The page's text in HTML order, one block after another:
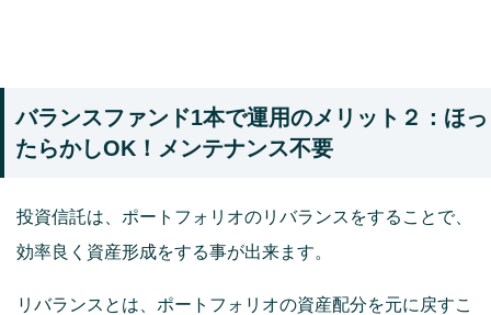
バランスファンド1本で運用のメリット２：ほっ
たらかしOK！メンテナンス不要
投資信託は、ポートフォリオのリバランスをすることで、
効率良く資産形成をする事が出来ます。
リバランスとは、ポートフォリオの資産配分を元に戻すこ